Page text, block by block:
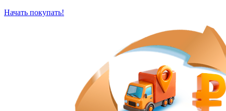
Начать покупать!